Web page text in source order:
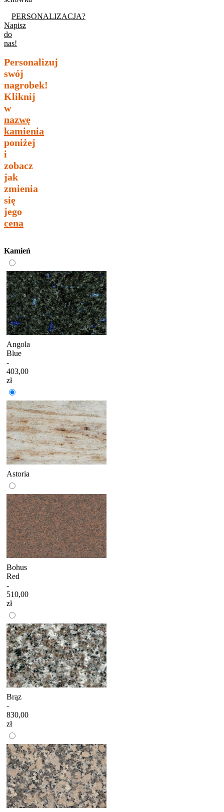
PERSONALIZACJA?
Napisz
do
nas!
Personalizuj
swój
nagrobek!
Kliknij
w
nazwę
kamienia
poniżej
i
zobacz
jak
zmienia
się
jego
cena
Kamień
Angola
Blue
-
403,00
zł
Astoria
Bohus
Red
-
510,00
zł
Brąz
-
830,00
zł